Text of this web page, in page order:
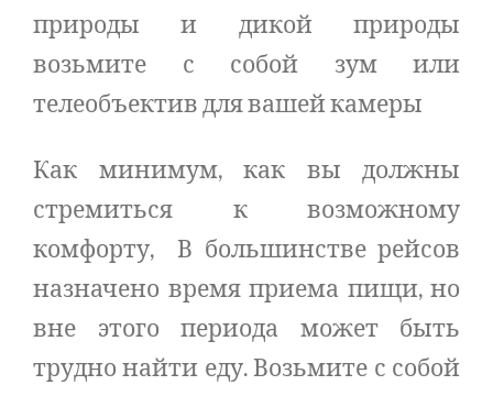
природы и дикой природы
возьмите с собой зум или
телеобъектив для вашей камеры
Как минимум, как вы должны
стремиться к возможному
комфорту, В большинстве рейсов
назначено время приема пищи, но
вне этого периода может быть
трудно найти еду. Возьмите с собой